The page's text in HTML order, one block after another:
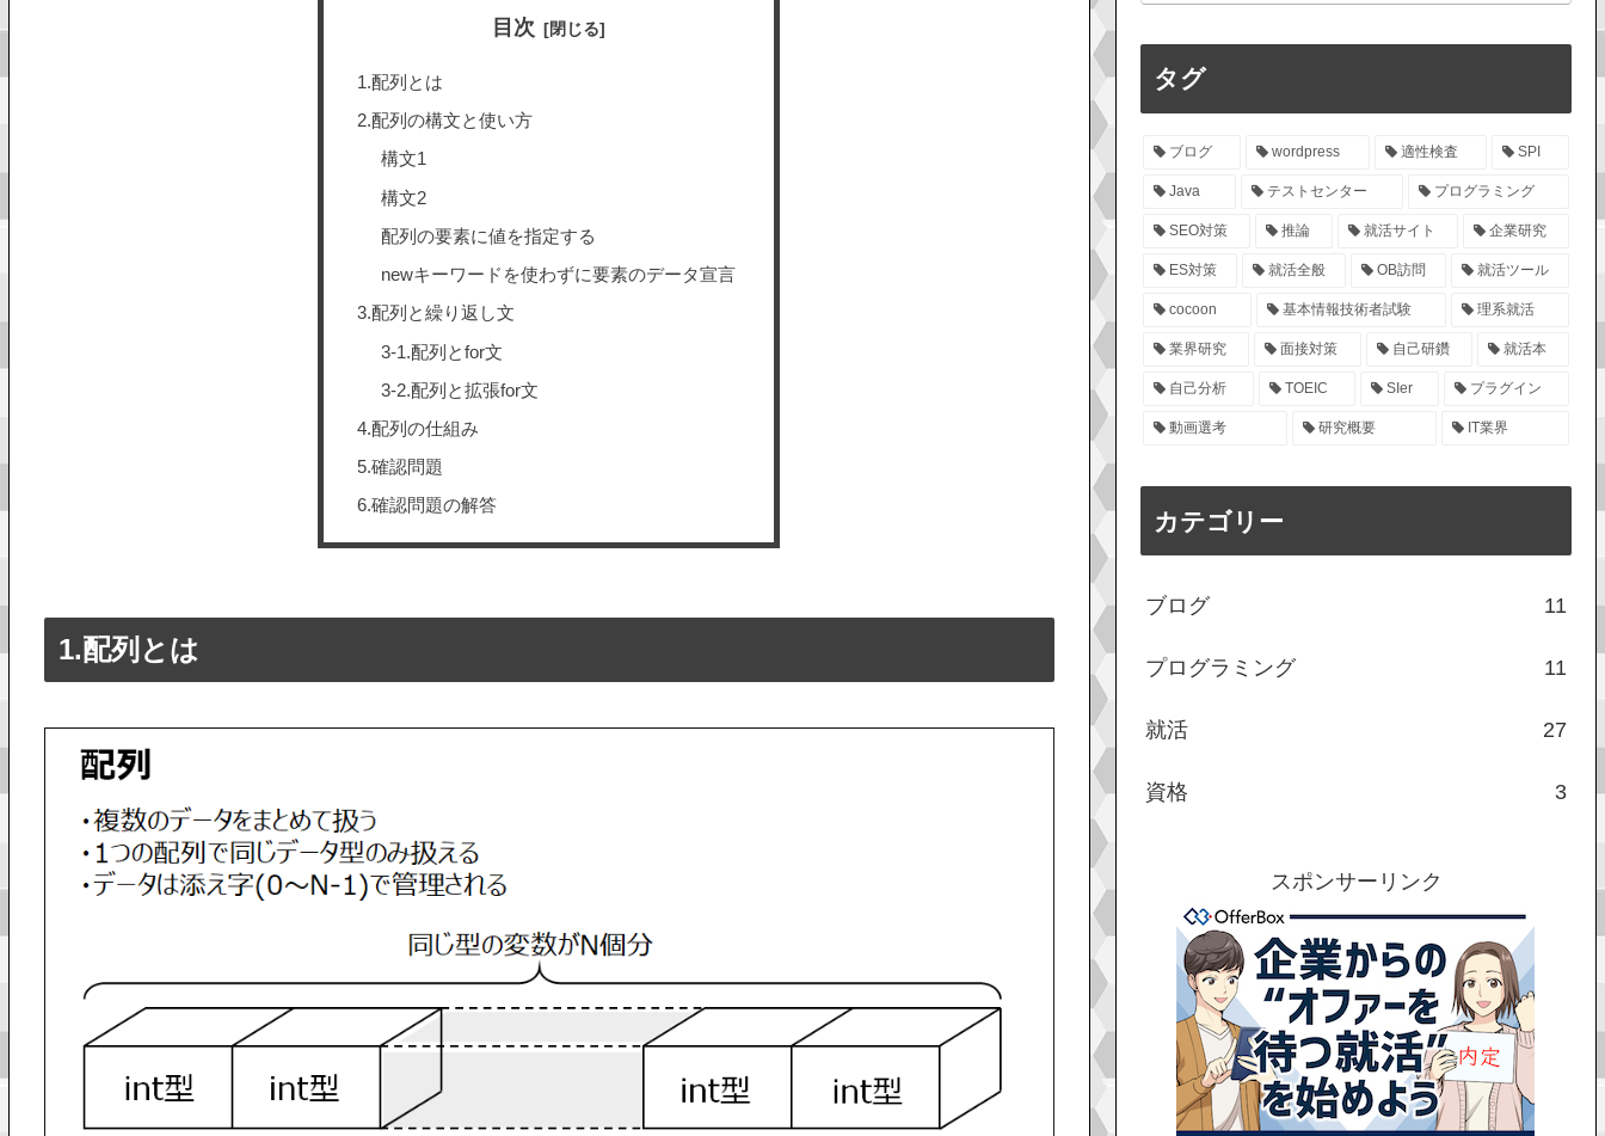
目次
1.配列とは
2.配列の構文と使い方
構文1
構文2
配列の要素に値を指定する
newキーワードを使わずに要素のデータ宣言
3.配列と繰り返し文
3-1.配列とfor文
3-2.配列と拡張for文
4.配列の仕組み
5.確認問題
6.確認問題の解答
1.配列とは
タグ
ブログ wordpress 適性検査 SPI
Java テストセンター プログラミング
SEO対策 推論 就活サイト 企業研究
ES対策 就活全般 OB訪問 就活ツール
cocoon 基本情報技術者試験 理系就活
業界研究 面接対策 自己研鑽 就活本
自己分析 TOEIC SIer プラグイン
動画選考 研究概要 IT業界
カテゴリー
ブログ 11
プログラミング 11
就活 27
資格 3
スポンサーリンク